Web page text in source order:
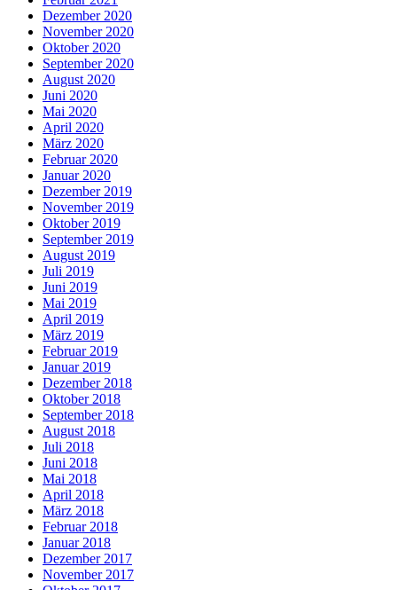
Dezember 2020
November 2020
Oktober 2020
September 2020
August 2020
Juni 2020
Mai 2020
April 2020
März 2020
Februar 2020
Januar 2020
Dezember 2019
November 2019
Oktober 2019
September 2019
August 2019
Juli 2019
Juni 2019
Mai 2019
April 2019
März 2019
Februar 2019
Januar 2019
Dezember 2018
Oktober 2018
September 2018
August 2018
Juli 2018
Juni 2018
Mai 2018
April 2018
März 2018
Februar 2018
Januar 2018
Dezember 2017
November 2017